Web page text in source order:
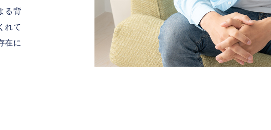
る背
れて
在に